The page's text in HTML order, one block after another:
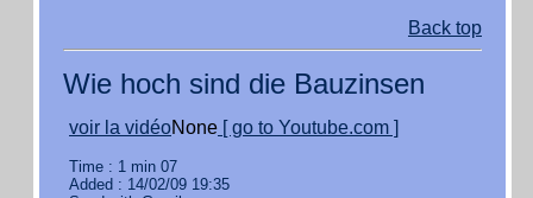
Back top
Wie hoch sind die Bauzinsen
voir la vidéoNone [ go to Youtube.com ]
Time : 1 min 07
Added : 14/02/09 19:35